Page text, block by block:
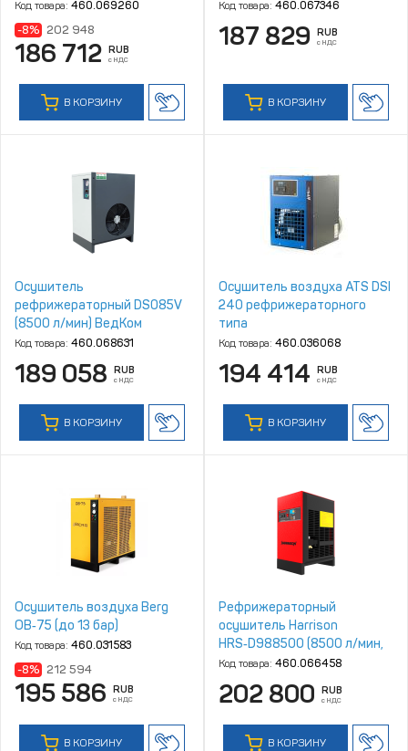
Код товара: 460.069260
-8% 202 948
186 712 RUB
с НДС
В КОРЗИНУ
Код товара: 460.067346
187 829 RUB
с НДС
В КОРЗИНУ
Осушитель
рефрижераторный DS085V
(8500 л/мин) ВедКом
Код товара: 460.068631
189 058 RUB
с НДС
В КОРЗИНУ
Осушитель воздуха ATS DSI
240 рефрижераторного
типа
Код товара: 460.036068
194 414 RUB
с НДС
В КОРЗИНУ
Осушитель воздуха Berg
ОВ‑75 (до 13 бар)
Код товара: 460.031583
-8% 212 594
195 586 RUB
с НДС
В КОРЗИНУ
Рефрижераторный
осушитель Harrison
HRS‑D988500 (8500 л/мин,
4‑16 бар)
Код товара: 460.066458
202 800 RUB
с НДС
В КОРЗИНУ